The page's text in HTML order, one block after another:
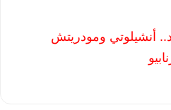
أنشيلوتي ومودريتش